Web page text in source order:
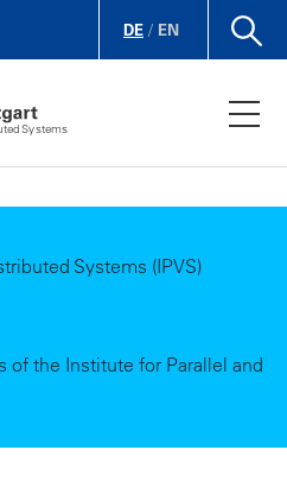
Systems
DE / EN
Systems (IPVS)
the Institute for Parallel and